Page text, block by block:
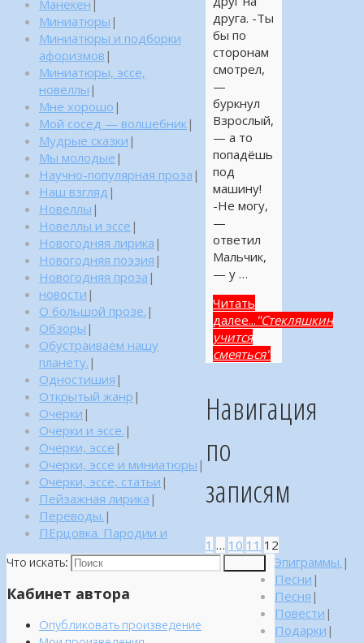
друга. -Ты
бы по
сторонам
смотрел,
—
буркнул
Взрослый,
— а то
попадёшь
под
машину!
-Не могу,
—
ответил
Мальчик,
— у …
Читать
далее... "Стекляшкин
учится
смеяться"
Навигация
по
записям
1 … 10 11 12
Что искать:
Кабинет автора
Опубликовать произведение
Манекен |
Миниатюры |
Миниатюры и подборки
афоризмов |
Миниатюры, эссе,
новеллы |
Мне хорошо |
Мой сосед — волшебник|
Мудрые сказки |
Мы молодые |
Научно-популярная проза |
Наш взгляд |
Новеллы |
Новеллы и эссе |
Новогодняя лирика |
Новогодняя поэзия |
Новогодняя проза |
новости |
О большой прозе. |
Обзоры |
Обустраиваем нашу
планету. |
Одностишия |
Открытый жанр |
Очерки |
Очерки и эссе. |
Очерки, эссе |
Очерки, эссе и миниатюры |
Очерки, эссе, статьи |
Пейзажная лирика |
Переводы. |
ПЕрцовка. Пародии и
Эпиграммы. |
Песни |
Песня |
Повести |
Подарки |